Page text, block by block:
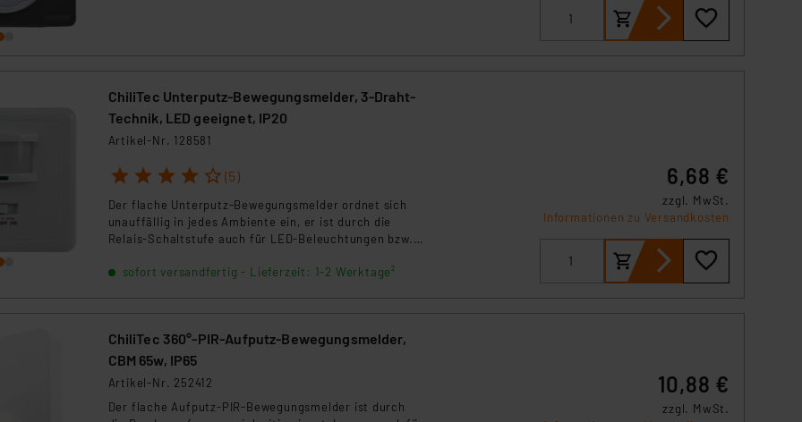
ChiliTec Unterputz-Bewegungsmelder, 3-Draht-
Technik, LED geeignet, IP20
Artikel-Nr. 128581
1 2 3 4 5 (5)
Der flache Unterputz-Bewegungsmelder ordnet sich
unauffällig in jedes Ambiente ein, er ist durch die
Relais-Schaltstufe auch für LED-Beleuchtungen bzw.
sofort versandfertig - Lieferzeit: 1-2 Werktage²
6,68 €
zzgl. MwSt.
Informationen zu Versandkosten
ChiliTec 360°-PIR-Aufputz-Bewegungsmelder,
CBM 65w, IP65
Artikel-Nr. 252412
Der flache Aufputz-PIR-Bewegungsmelder ist durch
10,88 €
zzgl. MwSt.